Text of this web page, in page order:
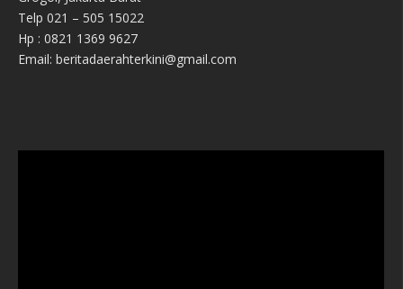
Telp 021 – 505 15022
Hp : 0821 1369 9627
Email: beritadaerahterkini@gmail.com